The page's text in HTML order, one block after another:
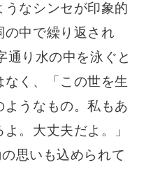
なシンセが印象的
の中で繰り返され
通り水の中を泳ぐと
く、「この世を生
ようなもの。私もあ
。大丈夫だよ。」
思いも込められて